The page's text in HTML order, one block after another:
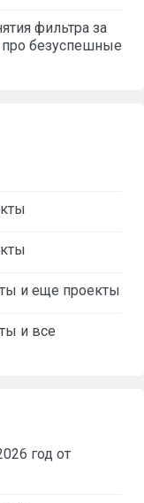
фильтра за
про безуспешные
и еще проекты
и все
год от